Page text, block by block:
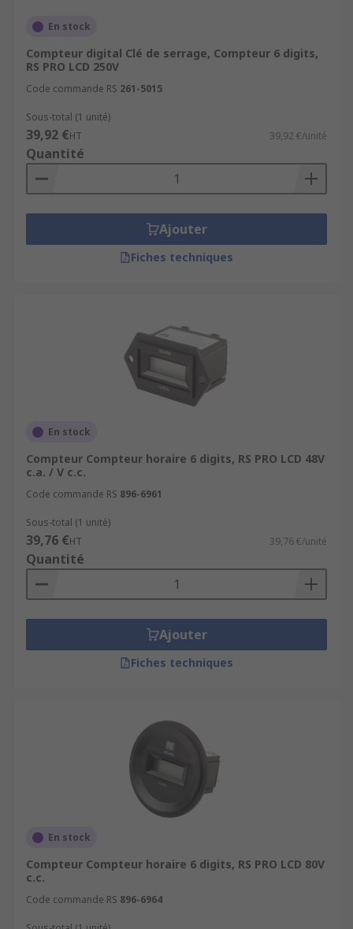
En stock
Compteur digital Clé de serrage, Compteur 6 digits,
RS PRO LCD 250V
Code commande RS 261-5015
Sous-total (1 unité)
39,92 €HT 39,92 €/unité
Quantité
Ajouter
Fiches techniques
En stock
Compteur Compteur horaire 6 digits, RS PRO LCD 48V
c.a. / V c.c.
Code commande RS 896-6961
Sous-total (1 unité)
39,76 €HT 39,76 €/unité
Quantité
Ajouter
Fiches techniques
En stock
Compteur Compteur horaire 6 digits, RS PRO LCD 80V
c.c.
Code commande RS 896-6964